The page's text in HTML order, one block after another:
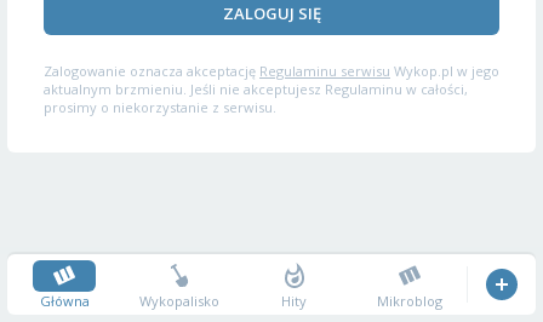
ZALOGUJ SIĘ
Zalogowanie oznacza akceptację Regulaminu serwisu Wykop.pl w jego
aktualnym brzmieniu. Jeśli nie akceptujesz Regulaminu w całości,
prosimy o niekorzystanie z serwisu.
Główna Wykopalisko Hity Mikroblog